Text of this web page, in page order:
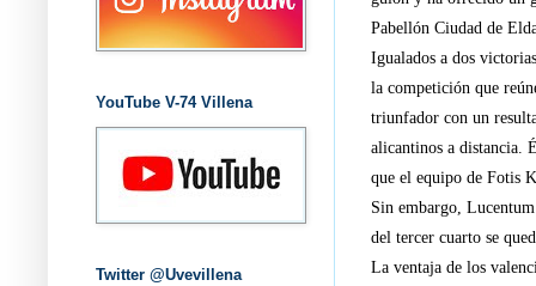
Pabellón Ciudad de
Igualados a dos
la competición que
triunfador con un
alicantinos a distancia.
que el equipo de Fotis
Sin embargo,
del tercer cuarto se
La ventaja de los
YouTube V-74 Villena
Twitter @Uvevillena